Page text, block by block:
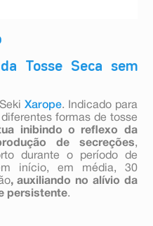
Tosse Seca sem
Xarope. Indicado para
formas de tosse
inibindo o reflexo da
de secreções,
durante o período de
início, em média, 30
, auxiliando no alívio da
persistente.